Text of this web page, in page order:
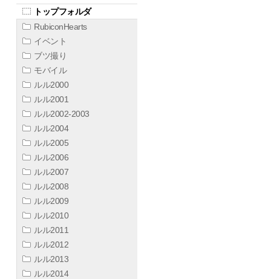
トップフォルダ
RubiconHearts
イベント
ブツ撮り
モバイル
ルル2000
ルル2001
ルル2002-2003
ルル2004
ルル2005
ルル2006
ルル2007
ルル2008
ルル2009
ルル2010
ルル2011
ルル2012
ルル2013
ルル2014